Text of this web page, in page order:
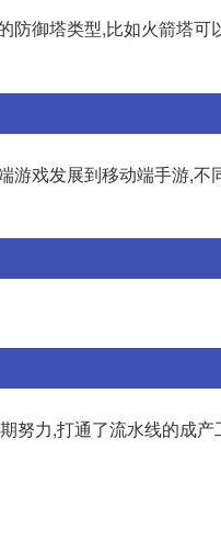
防御塔类型,比如火箭塔可
游戏发展到移动端手游,不
努力,打通了流水线的成